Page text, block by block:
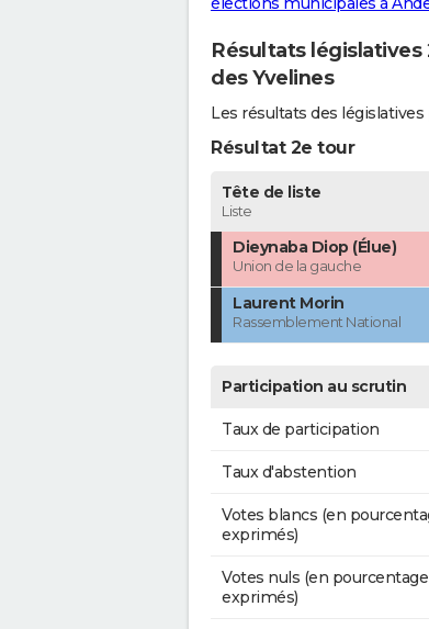
Résultats
des Yvelines
Les résultats des
Résultat 2e tour
Tête de liste
Liste
Dieynaba Diop (Élue)
Union de la gauche
Laurent Morin
Rassemblement National
Participation au scrutin
Taux de participation
Taux d'abstention
Votes blancs (en
exprimés)
Votes nuls (en
exprimés)